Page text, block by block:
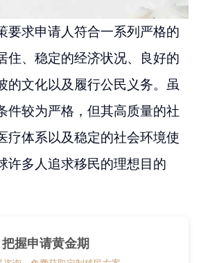
要求申请人符合一系列严格的
住、稳定的经济状况、良好的
的文化以及履行公民义务。虽
件较为严格，但其高质量的社
疗体系以及稳定的社会环境使
许多人追求移民的理想目的
把握申请黄金期